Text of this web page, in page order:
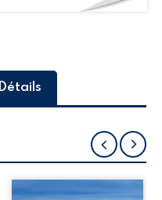
Détails
Le chaos dehors